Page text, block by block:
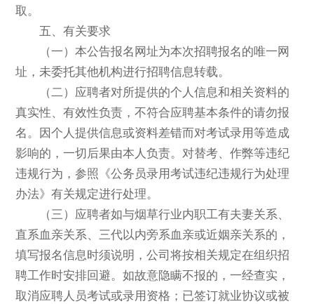
取。
五、有关要求
（一）本公告报名网址为本次招聘报名的唯一网
址，未委托其他机构进行招聘信息转载。
（二）应聘者对所提供的个人信息和相关资料的
真实性、有效性负责，不符合应聘基本条件的请勿报
名。因个人提供信息或资料差错而对考试录用等造成
影响的，一切后果由本人负责。对替考、作弊等违纪
违规行为，参照《公务员录用考试违纪违规行为处理
办法》有关规定进行处理。
（三）应聘者如与烟草行业内职工有夫妻关系、
直系血亲关系、三代以内旁系血亲或近姻亲关系的，
填写报名信息时须说明，公司将按相关规定在组织招
聘工作时安排回避。如故意隐瞒不报的，一经查实，
取消应聘人员考试或录用资格；已签订就业协议或被